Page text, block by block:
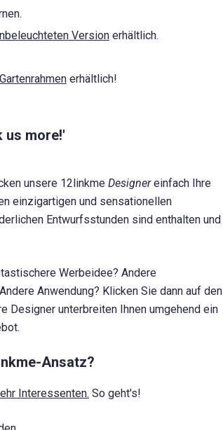
Version erhältlich.
erhältlich!
us more!'
unsere 12linkme Designereinfach Ihre
einzigartigen und sensationellen
Entwurfsstunden sind enthalten und
Werbeidee? Andere
Anwendung? Klicken Sie dann auf den
Designer unterbreiten Ihnen umgehend ein
Ansatz?
Interessenten. So geht's!